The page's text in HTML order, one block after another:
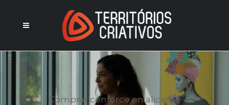
Comprar cenforce en alicante